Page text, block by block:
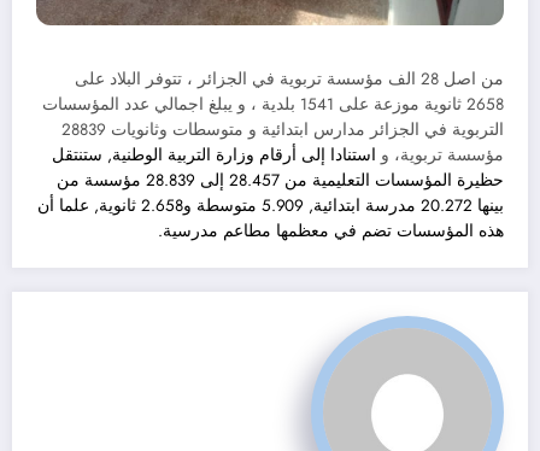
من اصل 28 الف مؤسسة تربوية في الجزائر ، تتوفر البلاد على
2658 ثانوية موزعة على 1541 بلدية ، و يبلغ اجمالي عدد المؤسسات
التربوية في الجزائر مدارس ابتدائية و متوسطات وثانويات 28839
مؤسسة تربوية، و استنادا إلى أرقام وزارة التربية الوطنية, ستنتقل
حظيرة المؤسسات التعليمية من 28.457 إلى 28.839 مؤسسة من
بينها 20.272 مدرسة ابتدائية, 5.909 متوسطة و2.658 ثانوية, علما أن
هذه المؤسسات تضم في معظمها مطاعم مدرسية.